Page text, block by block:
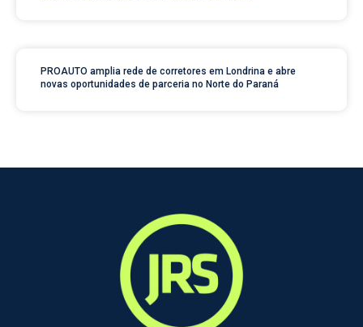
PROAUTO amplia rede de corretores em Londrina e abre
novas oportunidades de parceria no Norte do Paraná